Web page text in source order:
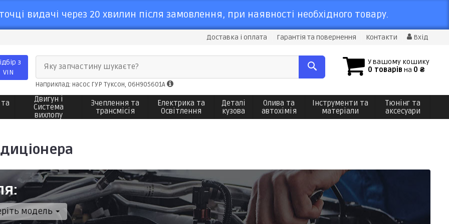
видачі через 20 хвилин після замовлення, при наявності необхідного товару.
Доставка і оплата Гарантія та повернення Контакти Вхід
з
VIN
У вашому кошику
0 товарів на 0 ₴
Яку запчастину шукаєте?
Наприклад: насос ГУР Туксон, 06H905601A
Двигун і
Система
вихлопу
Зчеплення та
трансмісія
Електрика та
Освітлення
Деталі
кузова
Олива та
автохімія
Інструменти та
матеріали
Тюнінг та
аксесуари
модель